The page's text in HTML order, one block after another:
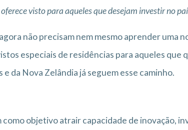
visto para aqueles que desejam investir no
não precisam nem mesmo aprender uma
especiais de residências para aqueles que
da Nova Zelândia já seguem esse caminho.
objetivo atrair capacidade de inovação,